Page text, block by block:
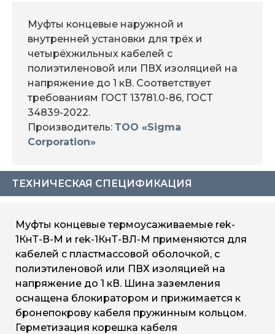
Муфты концевые наружной и
внутренней установки для трёх и
четырёхжильных кабелей с
полиэтиленовой или ПВХ изоляцией на
напряжение до 1 кВ. Соответствует
требованиям ГОСТ 13781.0-86, ГОСТ
34839-2022.
Производитель: ТОО «Sigma
Corporation»
ТЕХНИЧЕСКАЯ СПЕЦИФИКАЦИЯ
Муфты концевые термоусаживаемые rek-
1КнТ-В-М и rek-1КнТ-ВЛ-М применяются для
кабелей с пластмассовой оболочкой, с
полиэтиленовой или ПВХ изоляцией на
напряжение до 1 кВ. Шина заземления
оснащена блокиратором и прижимается к
бронепокрову кабеля пружинным кольцом.
Герметизация корешка кабеля